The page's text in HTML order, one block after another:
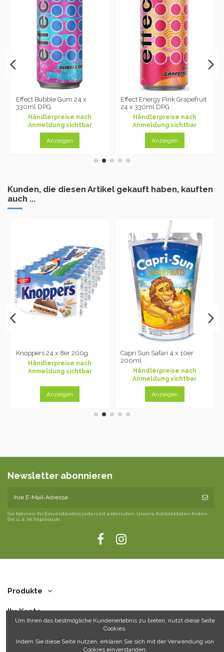
Effect Bubble Gum 24 x
330ml DPG
Händlerpreise nach
Anmeldung sichtbar
Anzeigen
Effect Energy Pink Grapefruit
24 x 330ml DPG
Händlerpreise nach
Anmeldung sichtbar
Anzeigen
Kunden, die diesen Artikel gekauft haben, kauften
auch ...
Knoppers 24 x 8er 200g
Händlerpreise nach
Anmeldung sichtbar
Anzeigen
Capri Sun Safari 4 x 10er
200ml
Händlerpreise nach
Anmeldung sichtbar
Anzeigen
Newsletter abonnieren
Sie können Ihr Einverständnis jederzeit widerrufen. Unsere Kontaktdaten finden
Sie u. a. im Impressum.
Produkte
Ihr Konto
Um Ihnen das bestmögliche Kundenerlebnis zu bieten, nutzt diese Seite
Cookies.
Indem Sie diese Seite nutzen, erklären Sie sich mit der Verwendung von
Cookies einverstanden.